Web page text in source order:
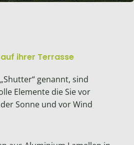
ihrer Terrasse
genannt, sind
Elemente die Sie vor
Sonne und vor Wind